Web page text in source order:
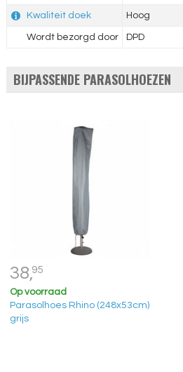
Kwaliteit doek Hoog
Wordt bezorgd door DPD
BIJPASSENDE PARASOLHOEZEN
38,95
Op voorraad
Parasolhoes Rhino (248x53cm)
grijs